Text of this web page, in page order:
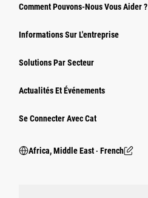
Comment Pouvons-Nous Vous Aider ?
Informations Sur L'entreprise
Solutions Par Secteur
Actualités Et Événements
Se Connecter Avec Cat
Africa, Middle East ‧ French